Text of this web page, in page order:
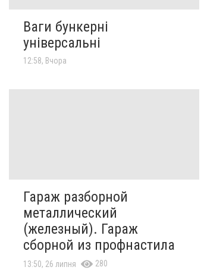
Ваги бункерні
універсальні
12:58, Вчора
Гараж разборной
металлический
(железный). Гараж
сборной из профнастила
13:50, 26 липня 280